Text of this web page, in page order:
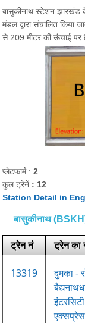
बासुकीनाथ स्टेशन झारखंड
मंडल द्वारा संचालित किया
से 209 मीटर की ऊंचाई पर
प्लेटफार्म :2
कुल ट्रेनें : 12
Station Detail in
बासुकीनाथ
ट्रेन नं ट्रेन का
13319
दुमका -
इंटरसिटी
एक्सप्रेस